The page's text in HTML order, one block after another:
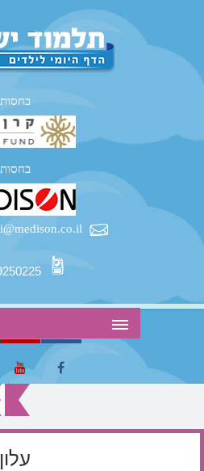
בחסות
בחסות
עלון 307- עמוד פנימי